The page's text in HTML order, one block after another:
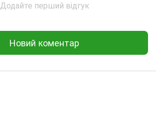
Додайте перший відгук
Новий коментар